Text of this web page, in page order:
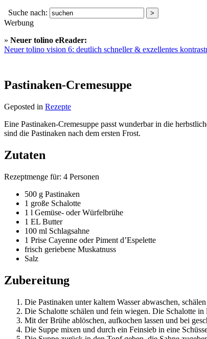
Suche nach:
Werbung
» Neuer tolino eReader:
Neuer tolino vision 6: deutlich schneller & exzellentes
Pastinaken-Cremesuppe
Geposted in Rezepte
Eine Pastinaken-Cremesuppe passt wunderbar in die
sind die Pastinaken nach dem ersten Frost.
Zutaten
Rezeptmenge für: 4 Personen
500 g Pastinaken
1 große Schalotte
1 l Gemüse- oder Würfelbrühe
1 EL Butter
100 ml Schlagsahne
1 Prise Cayenne oder Piment d’Espelette
frisch geriebene Muskatnuss
Salz
Zubereitung
Die Pastinaken unter kaltem Wasser abwaschen,
Die Schalotte schälen und fein wiegen. Die Schalotte
Mit der Brühe ablöschen, aufkochen lassen und bei
Die Suppe mixen und durch ein Feinsieb in eine